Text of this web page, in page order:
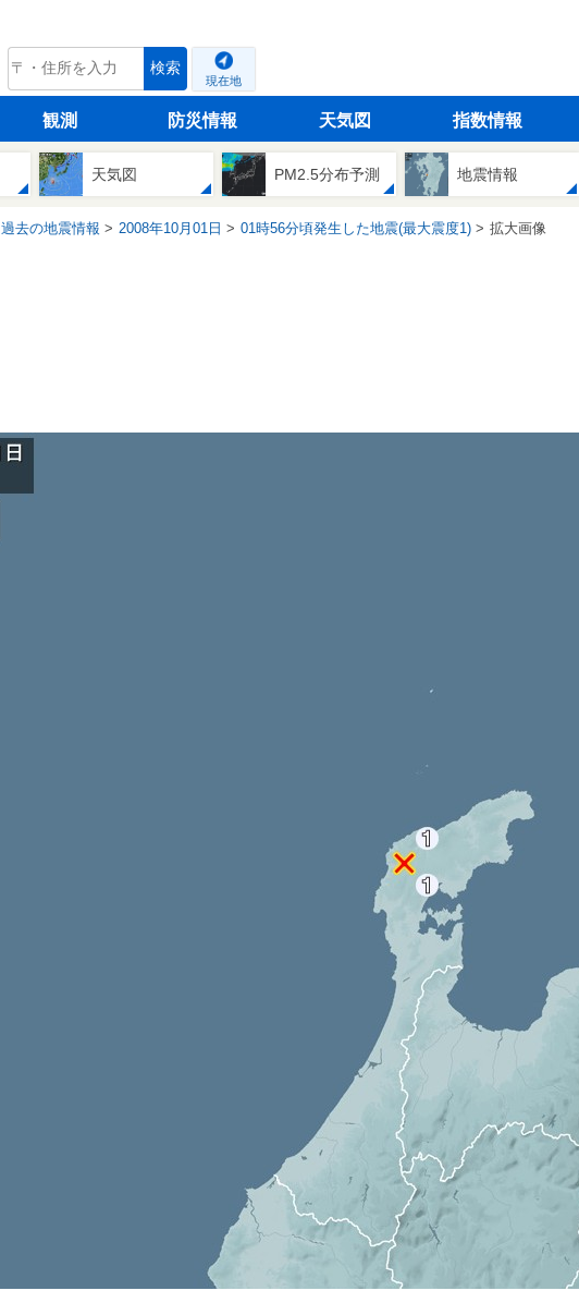
tenki.jp 検索
現在地
観測 防災情報 天気図 指数情報
天気図 PM2.5分布予測 地震情報
過去の地震情報 2008年10月01日 01時56分頃発生した地震(最大震度1) 拡大画像